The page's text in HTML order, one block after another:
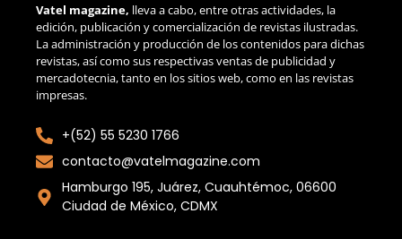
Vatel magazine, lleva a cabo, entre otras actividades, la
edición, publicación y comercialización de revistas ilustradas.
La administración y producción de los contenidos para dichas
revistas, así como sus respectivas ventas de publicidad y
mercadotecnia, tanto en los sitios web, como en las revistas
impresas.
+(52) 55 5230 1766
contacto@vatelmagazine.com
Hamburgo 195, Juárez, Cuauhtémoc, 06600
Ciudad de México, CDMX